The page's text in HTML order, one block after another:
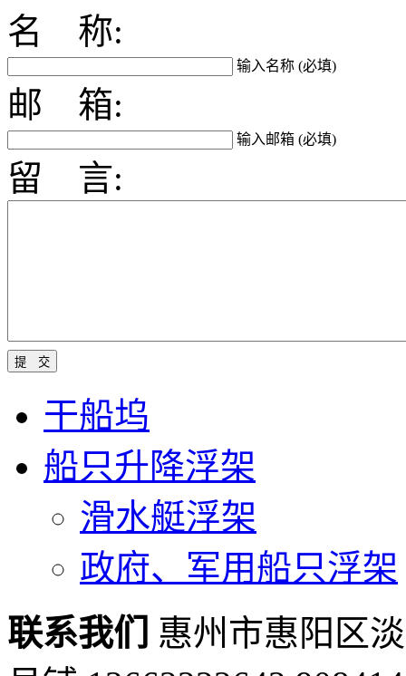
名 称:
输入名称 (必填)
邮 箱:
输入邮箱 (必填)
留 言:
干船坞
船只升降浮架
滑水艇浮架
政府、军用船只浮架
联系我们
惠州市惠阳区